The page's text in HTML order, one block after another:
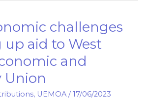
challenges
up aid to West
and
Union
, UEMOA/17/06/2023